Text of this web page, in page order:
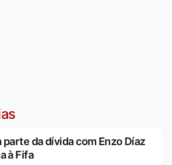
parte da dívida com Enzo Díaz
à Fifa